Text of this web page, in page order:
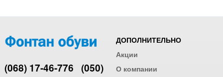
(068) 17-46-776 (050)
ДОПОЛНИТЕЛЬНО
Акции
О компании